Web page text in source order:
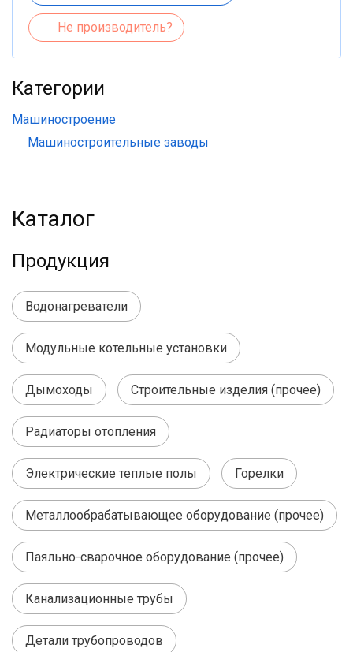
Не производитель?
Категории
Машиностроение
Машиностроительные заводы
Каталог
Продукция
Водонагреватели
Модульные котельные установки
Дымоходы Строительные изделия (прочее)
Радиаторы отопления
Электрические теплые полы Горелки
Металлообрабатывающее оборудование (прочее)
Паяльно-сварочное оборудование (прочее)
Канализационные трубы
Детали трубопроводов